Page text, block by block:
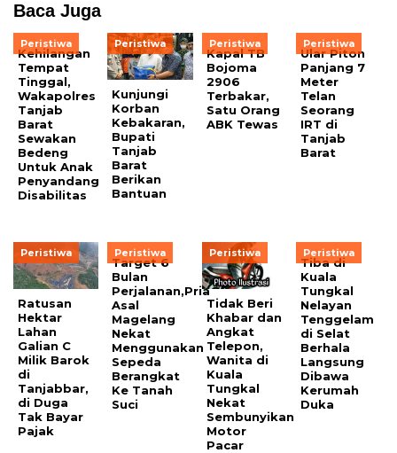
Baca Juga
Peristiwa
Kehilangan
Tempat
Tinggal,
Wakapolres
Tanjab
Barat
Sewakan
Bedeng
Untuk Anak
Penyandang
Disabilitas
Peristiwa
Kunjungi
Korban
Kebakaran,
Bupati
Tanjab
Barat
Berikan
Bantuan
Peristiwa
Kapal TB
Bojoma
2906
Terbakar,
Satu Orang
ABK Tewas
Peristiwa
Ular Piton
Panjang 7
Meter
Telan
Seorang
IRT di
Tanjab
Barat
Peristiwa
Ratusan
Hektar
Lahan
Galian C
Milik Barok
di
Tanjabbar,
di Duga
Tak Bayar
Pajak
Peristiwa
Target 6
Bulan
Perjalanan,Pria
Asal
Magelang
Nekat
Menggunakan
Sepeda
Berangkat
Ke Tanah
Suci
Peristiwa
Tidak Beri
Khabar dan
Angkat
Telepon,
Wanita di
Kuala
Tungkal
Nekat
Sembunyikan
Motor
Pacar
Peristiwa
Tiba di
Kuala
Tungkal
Nelayan
Tenggelam
di Selat
Berhala
Langsung
Dibawa
Kerumah
Duka